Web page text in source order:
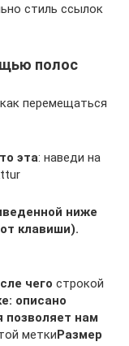
стиль ссылок
полос
перемещаться
эта​​: наведи на
ниже
​ от клавиши).
чего​ ​ строкой
описано
позволяет нам​
метки​​Размер